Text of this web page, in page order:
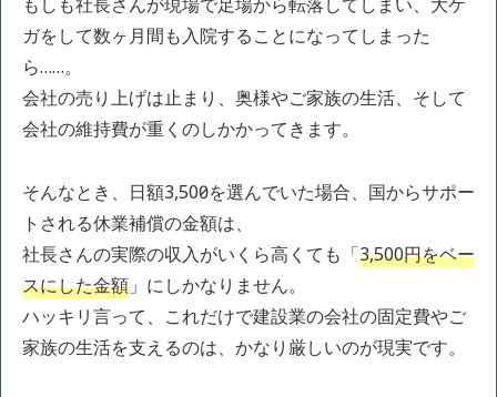
もしも社長さんが現場で足場から転落してしまい、大ケ
ガをして数ヶ月間も入院することになってしまった
ら……。
会社の売り上げは止まり、奥様やご家族の生活、そして
会社の維持費が重くのしかかってきます。
そんなとき、日額3,500円を選んでいた場合、国からサポー
トされる休業補償の金額は、
社長さんの実際の収入がいくら高くても「3,500円をベー
スにした金額 」にしかなりません。
ハッキリ言って、これだけで建設業の会社の固定費やご
家族の生活を支えるのは、かなり厳しいのが現実です。